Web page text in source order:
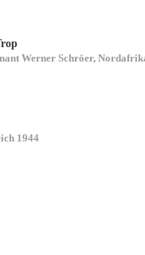
Werner Schröer,
1944